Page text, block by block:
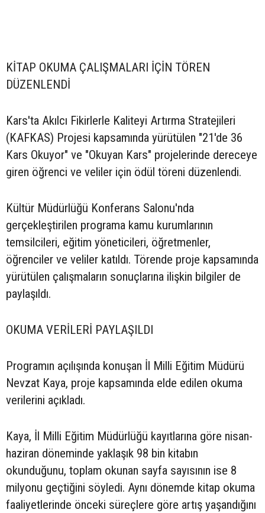
KİTAP OKUMA ÇALIŞMALARI İÇİN TÖREN
DÜZENLENDİ
Kars'ta Akılcı Fikirlerle Kaliteyi Artırma Stratejileri
(KAFKAS) Projesi kapsamında yürütülen "21'de 36
Kars Okuyor" ve "Okuyan Kars" projelerinde dereceye
giren öğrenci ve veliler için ödül töreni düzenlendi.
Kültür Müdürlüğü Konferans Salonu'nda
gerçekleştirilen programa kamu kurumlarının
temsilcileri, eğitim yöneticileri, öğretmenler,
öğrenciler ve veliler katıldı. Törende proje kapsamında
yürütülen çalışmaların sonuçlarına ilişkin bilgiler de
paylaşıldı.
OKUMA VERİLERİ PAYLAŞILDI
Programın açılışında konuşan İl Milli Eğitim Müdürü
Nevzat Kaya, proje kapsamında elde edilen okuma
verilerini açıkladı.
Kaya, İl Milli Eğitim Müdürlüğü kayıtlarına göre nisan-
haziran döneminde yaklaşık 98 bin kitabın
okunduğunu, toplam okunan sayfa sayısının ise 8
milyonu geçtiğini söyledi. Aynı dönemde kitap okuma
faaliyetlerinde önceki süreçlere göre artış yaşandığını